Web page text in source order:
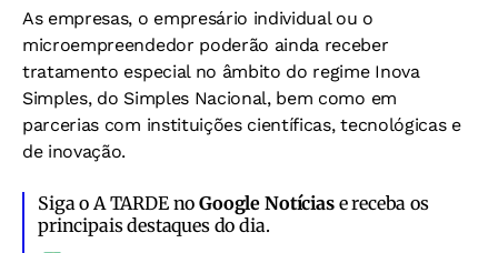
As empresas, o empresário individual ou o
microempreendedor poderão ainda receber
tratamento especial no âmbito do regime Inova
Simples, do Simples Nacional, bem como em
parcerias com instituições científicas, tecnológicas e
de inovação.
Siga o A TARDE noGoogle Notíciase receba os
principais destaques do dia.